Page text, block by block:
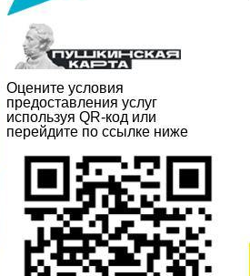
Оцените условия
предоставления услуг
используя QR-код или
перейдите по ссылке ниже